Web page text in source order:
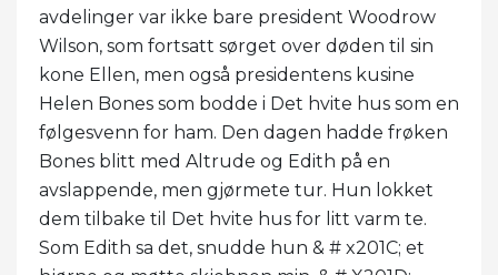
avdelinger var ikke bare president Woodrow
Wilson, som fortsatt sørget over døden til sin
kone Ellen, men også presidentens kusine
Helen Bones som bodde i Det hvite hus som en
følgesvenn for ham. Den dagen hadde frøken
Bones blitt med Altrude og Edith på en
avslappende, men gjørmete tur. Hun lokket
dem tilbake til Det hvite hus for litt varm te.
Som Edith sa det, snudde hun & # x201C; et